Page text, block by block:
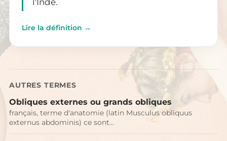
l'Inde.
Lire la définition →
AUTRES TERMES
Obliques externes ou grands obliques
français, terme d'anatomie (latin Musculus obliquus
externus abdominis) ce sont…